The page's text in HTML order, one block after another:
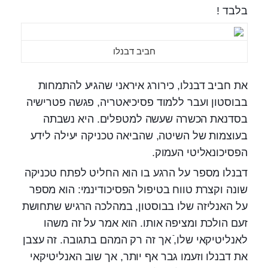
בלבד !
חביב דבנלו
את חביב דבנלו, כירורג איראני שהגיע להתמחות
בבוסטון ועבר ללמוד פסיכיאטריה, פגשה פטרישיה
בסדנאת הכשרה שעשה למטפלים. היא נשבתה
בעוצמות של השיטה, שהביאה טכניקה יעילה לידע
הפסיכונאליטי העמוק.
דבנלו מספר על הרגע בו הוא החליט לפתח טכניקה
שונה וקצרת טווח בטיפול הפסיכודינמי: הוא מספר
על האנליזה שלו בבוסטון, במהלכה הרגיש שתחושת
זעם הולכת ומציפה אותו. הוא אמר על זה משהו
לאנליטיקאי שלו,ֿ אך זה רק המהם בתגובה. זה עצבן
את דבנלו וזעמו גבר אף יותר, אך שוב האנליטיקאי